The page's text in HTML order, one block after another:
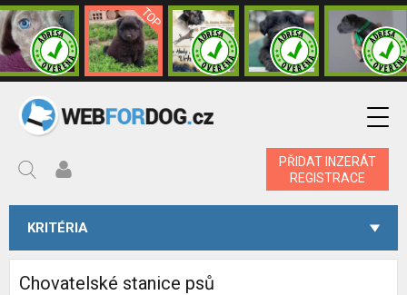
PŘIDAT INZERÁT
REGISTRACE
KRITÉRIA
Chovatelské stanice psů